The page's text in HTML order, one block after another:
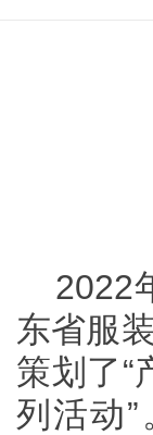
2022
东省服
策划了
列活动